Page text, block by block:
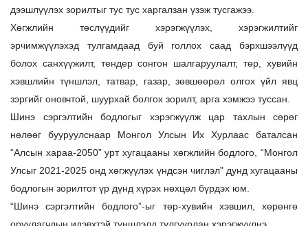
дээшлүүлэх зорилтыг тус тус харгалзан үзэж тусгажээ.
Хөгжлийн төслүүдийг хэрэгжүүлэх, хэрэгжилтийг
эрчимжүүлэхэд тулгамдаад буй голлох саад бэрхшээлүүд
болох санхүүжилт, тендер сонгон шалгаруулалт, төр, хувийн
хэвшлийн түншлэл, татвар, газар, зөвшөөрөл олгох үйл явц
зэргийг оновчтой, шуурхай болгох зорилт, арга хэмжээ туссан.
Шинэ сэргэлтийн бодлогыг хэрэгжүүлж цар тахлын сөрөг
нөлөөг бууруулснаар Монгол Улсын Их Хурлаас баталсан
“Алсын хараа-2050” урт хугацааны хөгжлийн бодлого, “Монгол
Улсыг 2021-2025 онд хөгжүүлэх үндсэн чиглэл” дунд хугацааны
бодлогын зорилтот үр дүнд хүрэх нөхцөл бүрдэх юм.
“Шинэ сэргэлтийн бодлого”-ыг төр-хувийн хэвшил, хөрөнгө